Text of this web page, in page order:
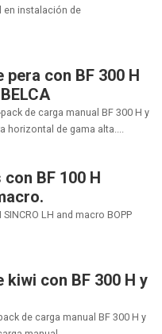
en instalación de
con BF 300 H
de carga manual BF 300 H y
horizontal de gama alta....
BF 100 H
LH and macro BOPP
kiwi con BF 300 H y
de carga manual BF 300 H y